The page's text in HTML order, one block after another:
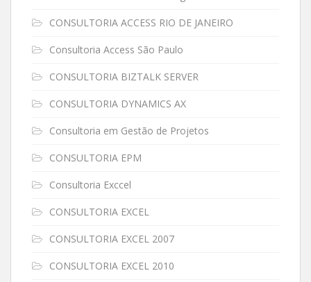
CONSULTORIA ACCESS RIO DE JANEIRO
Consultoria Access São Paulo
CONSULTORIA BIZTALK SERVER
CONSULTORIA DYNAMICS AX
Consultoria em Gestão de Projetos
CONSULTORIA EPM
Consultoria Exccel
CONSULTORIA EXCEL
CONSULTORIA EXCEL 2007
CONSULTORIA EXCEL 2010